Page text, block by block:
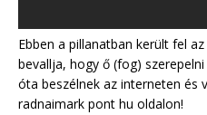
Ebben a pillanatban került fel
bevallja, hogy ő (fog)
óta beszélnek az interneten és
radnaimark pont hu oldalon!